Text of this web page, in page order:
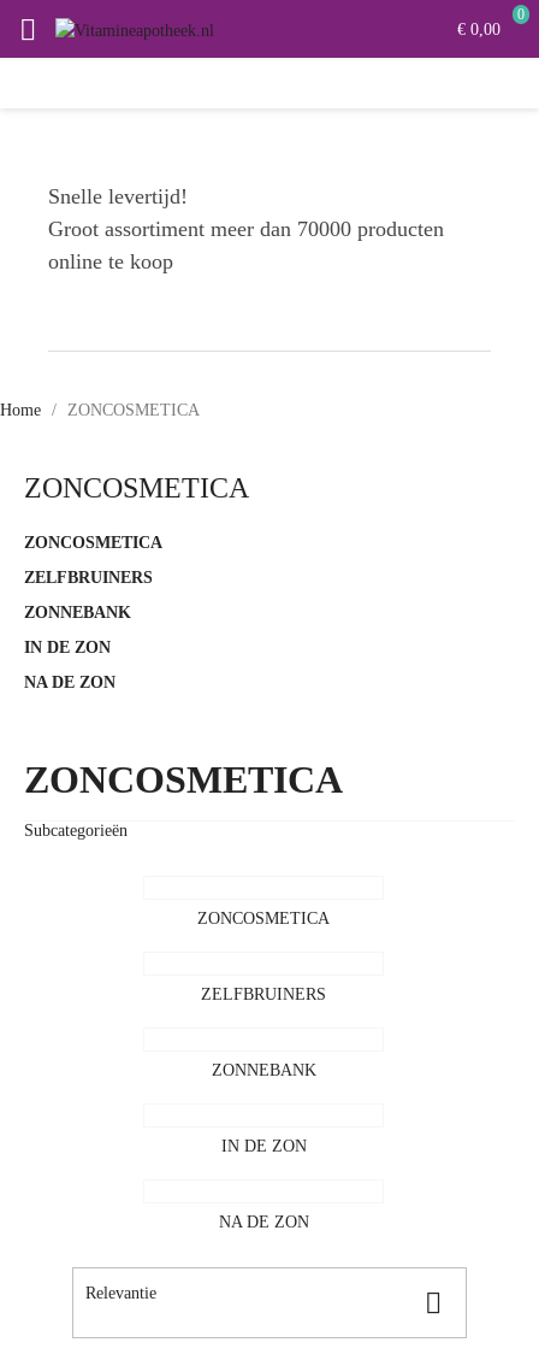
 € 0,00
0
Snelle levertijd!
Groot assortiment meer dan 70000 producten
online te koop
Home ZONCOSMETICA
ZONCOSMETICA
ZONCOSMETICA
ZELFBRUINERS
ZONNEBANK
IN DE ZON
NA DE ZON
ZONCOSMETICA
Subcategorieën
ZONCOSMETICA
ZELFBRUINERS
ZONNEBANK
IN DE ZON
NA DE ZON
Relevantie 